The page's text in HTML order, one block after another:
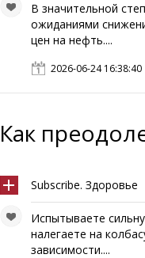
В значительной
ожиданиями
цен на нефть....
2026-06-24 16:38:40
Как
Subscribe. Здоровье
Испытываете
налегаете на
зависимости....